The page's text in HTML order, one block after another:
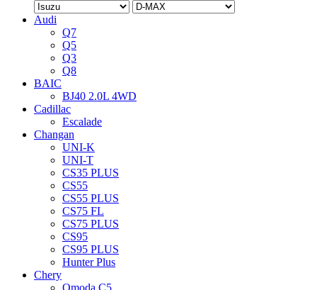
Audi
Q7
Q5
Q3
Q8
BAIC
BJ40 2.0L 4WD
Cadillac
Escalade
Changan
UNI-K
UNI-T
CS35 PLUS
CS55
CS55 PLUS
CS75 FL
CS75 PLUS
CS95
CS95 PLUS
Hunter Plus
Chery
Omoda C5